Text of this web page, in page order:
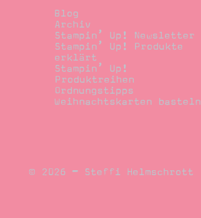
Blog
Archiv
Stampin’ Up! Newsletter
Stampin’ Up! Produkte
erklärt
Stampin’ Up!
Produktreihen
Ordnungstipps
Weihnachtskarten basteln
© 2026 – Steffi Helmschrott